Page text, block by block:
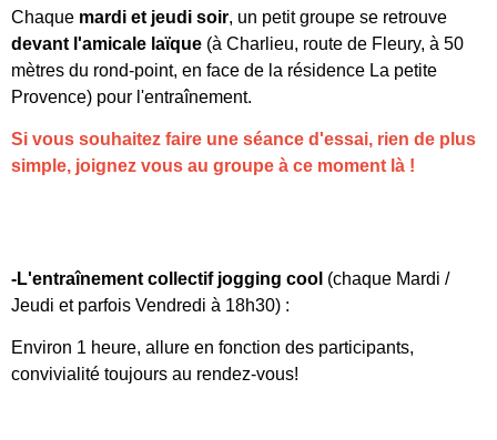
Chaque mardi et jeudi soir, un petit groupe se retrouve
devant l'amicale laïque (à Charlieu, route de Fleury, à 50
mètres du rond-point, en face de la résidence La petite
Provence) pour l'entraînement.
Si vous souhaitez faire une séance d'essai, rien de plus
simple, joignez vous au groupe à ce moment là !
-L'entraînement collectif jogging cool (chaque Mardi /
Jeudi et parfois Vendredi à 18h30) :
Environ 1 heure, allure en fonction des participants,
convivialité toujours au rendez-vous!